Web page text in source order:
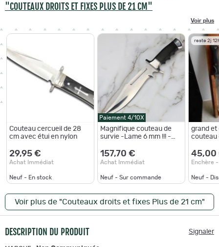
"COUTEAUX DROITS ET FIXES PLUS DE 21 CM"
Voir plus
Couteau cercueil de 28
cm avec étui en nylon
29,95 €
Achat Immédiat
Neuf - En stock
Paiement 4/10X
Magnifique couteau de
survie -Lame 6 mm !!! -
Garantie à vie
157,70 €
Achat Immédiat
Neuf - Sur commande
reste 2j
grand et
couteau
45,00
Enchère
Neuf -
Voir plus de "Couteaux droits et fixes Plus de 21 cm"
DESCRIPTION DU PRODUIT Signaler